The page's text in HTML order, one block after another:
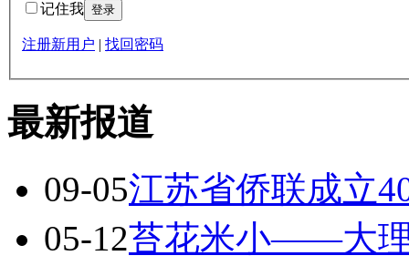
记住我
注册新用户 找回密码
最新报道
09-05江苏省侨联成立
05-12苔花米小——大